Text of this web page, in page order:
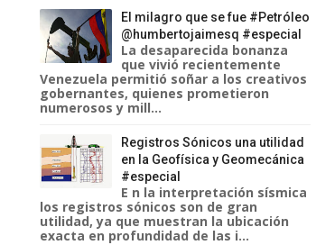
El milagro que se fue #Petróleo
@humbertojaimesq #especial
La desaparecida bonanza
que vivió recientemente
Venezuela permitió soñar a los creativos
gobernantes, quienes prometieron
numerosos y mill...
Registros Sónicos una utilidad
en la Geofísica y Geomecánica
#especial
E n la interpretación sísmica
los registros sónicos son de gran
utilidad, ya que muestran la ubicación
exacta en profundidad de las i...